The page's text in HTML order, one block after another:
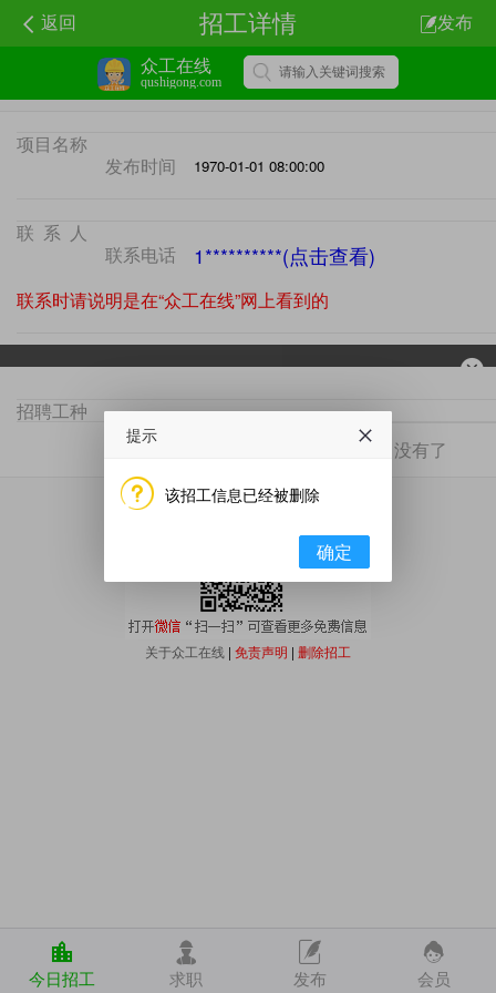
众工在线
qushigong.com
返回 招工详情 发布
项目名称
发布时间
1970-01-01 08:00:00
联系人
联系电话
1**********(点击查看)
联系时请说明是在“众工在线”网上看到的
招聘工种
项目地区
没有了
关于众工在线 | 免责声明 | 删除招工
今日招工 求职 发布 会员
提示
该招工信息已经被删除
确定